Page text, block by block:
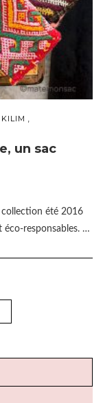
un sac
collection été 2016
éco-responsables. …